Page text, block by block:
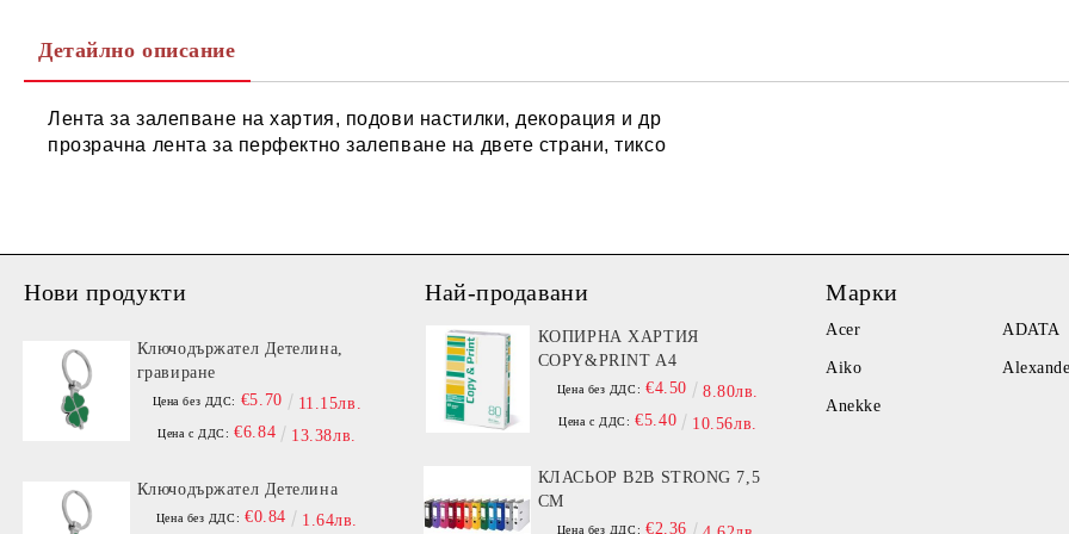
Детайлно описание
Лента за залепване на хартия, подови настилки, декорация и др
прозрачна лента за перфектно залепване на двете страни, тиксо
Нови продукти
Ключодържател Детелина,
гравиране
Цена без ДДС: €5.70 11.15лв.
Цена с ДДС: €6.84 13.38лв.
Ключодържател Детелина
Цена без ДДС: €0.84 1.64лв.
Най-продавани
КОПИРНА ХАРТИЯ
COPY&PRINT A4
Цена без ДДС: €4.50 8.80лв.
Цена с ДДС: €5.40 10.56лв.
КЛАСЬОР B2B STRONG 7,5
СМ
Цена без ДДС: €2.36
Марки
Acer ADATA
Aiko
Anekke